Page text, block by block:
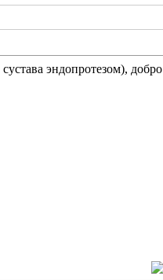
эндопротезом),